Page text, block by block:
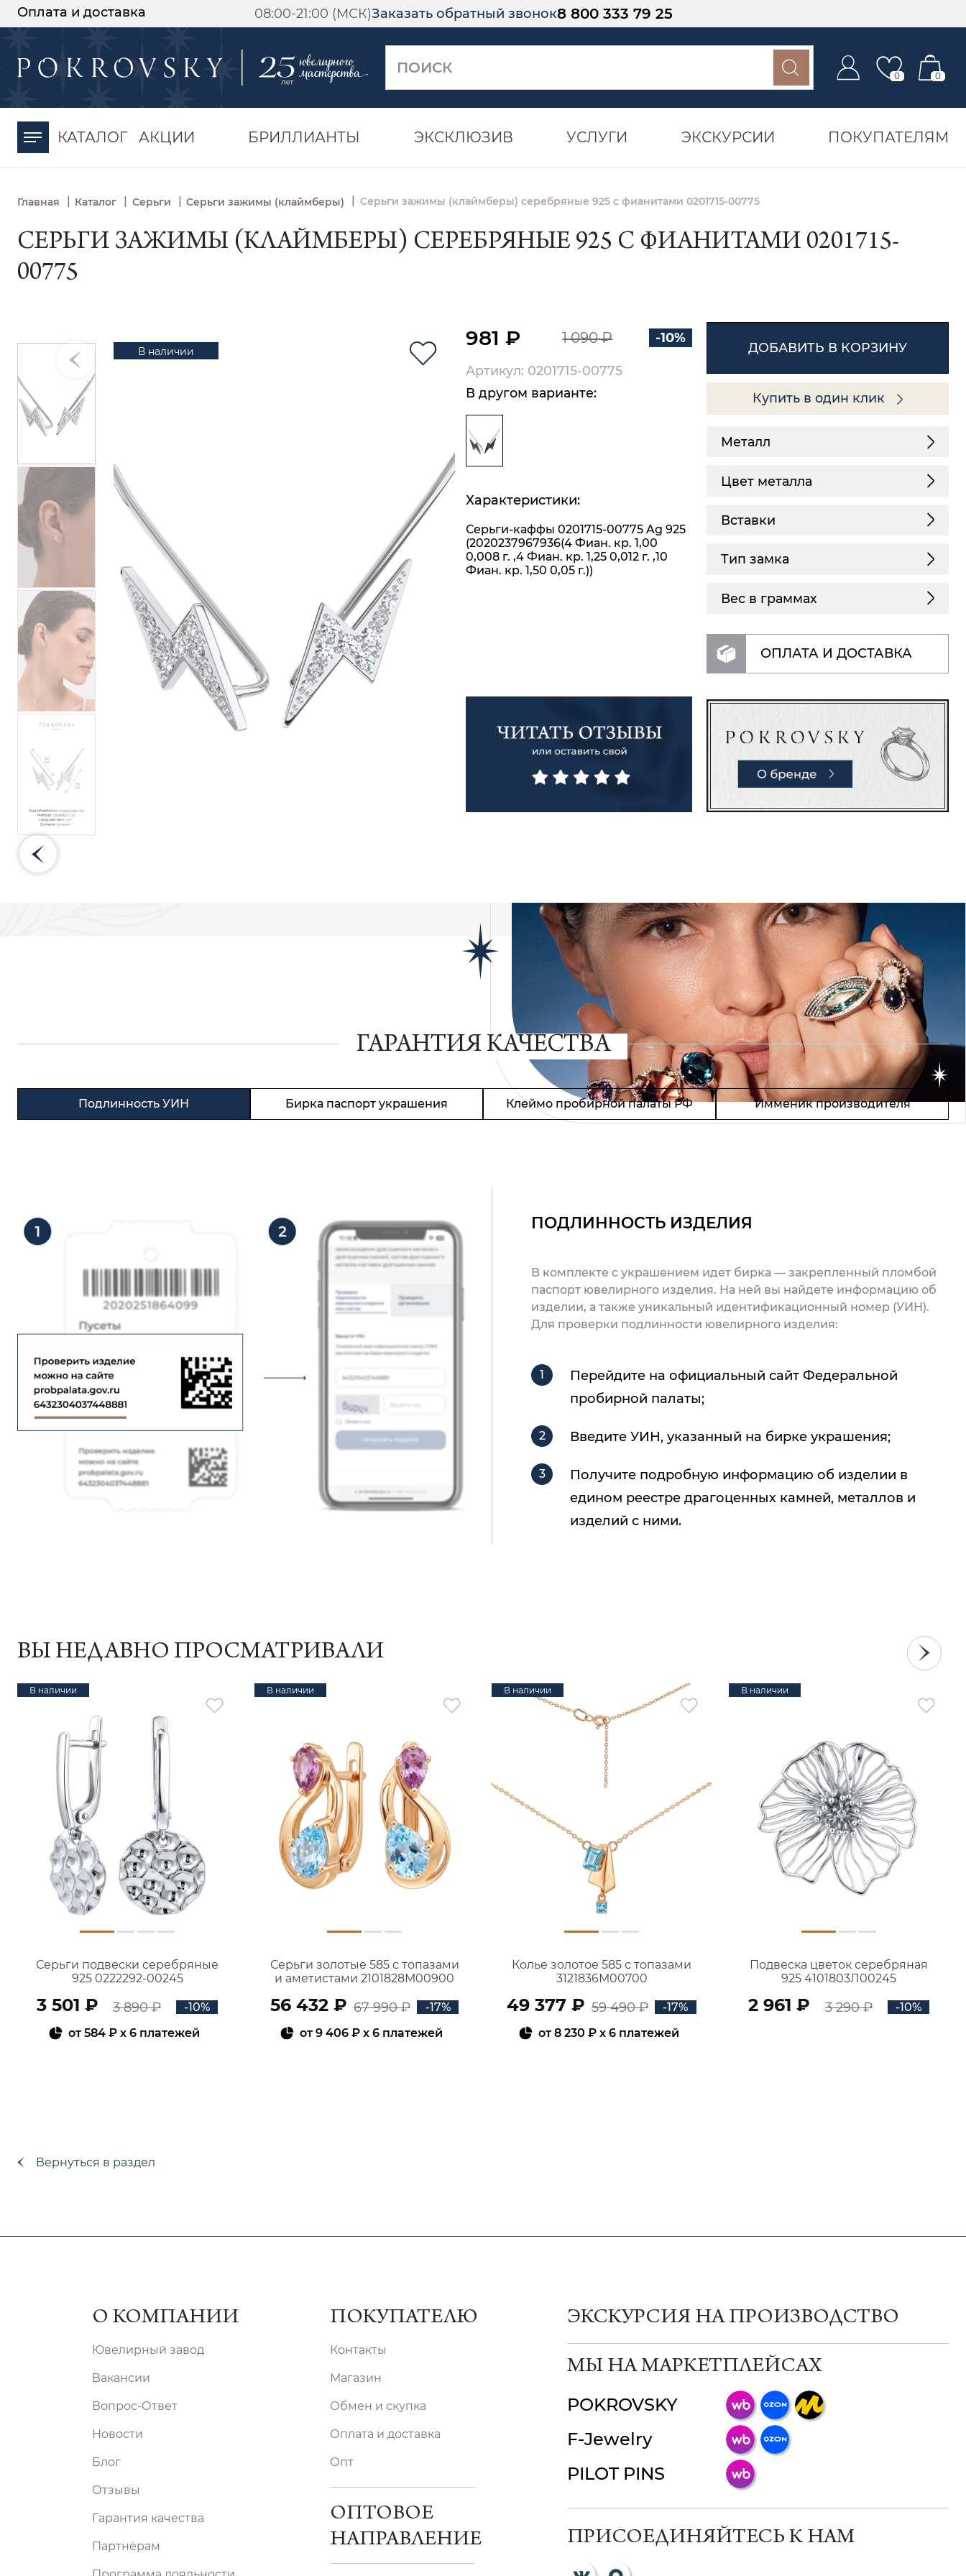
Оплата и доставка 08:00-21:00 (МСК)Заказать обратный звонок8 800 333 79 25
0 0
КАТАЛОГ АКЦИИ БРИЛЛИАНТЫ ЭКСКЛЮЗИВ УСЛУГИ ЭКСКУРСИИ ПОКУПАТЕЛЯМ
Главная | Каталог | Серьги | Серьги зажимы (клаймберы) Серьги зажимы (клаймберы) серебряные 925 с фианитами 0201715-00775
СЕРЬГИ ЗАЖИМЫ (КЛАЙМБЕРЫ) СЕРЕБРЯНЫЕ 925 С ФИАНИТАМИ 0201715-
00775
В наличии
981 ₽ 1 090 ₽ -10%
Артикул: 0201715-00775
В другом варианте:
Характеристики:
Серьги-каффы 0201715-00775 Ag 925
(2020237967936(4 Фиан. кр. 1,00
0,008 г. ,4 Фиан. кр. 1,25 0,012 г. ,10
Фиан. кр. 1,50 0,05 г.))
ДОБАВИТЬ В КОРЗИНУ
Купить в один клик
Металл
Цвет металла
Вставки
Тип замка
Вес в граммах
ОПЛАТА И ДОСТАВКА
ГАРАНТИЯ КАЧЕСТВА
Подлинность УИН Бирка паспорт украшения Клеймо пробирной палаты РФ Имменик производителя
ПОДЛИННОСТЬ ИЗДЕЛИЯ
В комплекте с украшением идет бирка — закрепленный пломбой
паспорт ювелирного изделия. На ней вы найдете информацию об
изделии, а также уникальный идентификационный номер (УИН).
Для проверки подлинности ювелирного изделия:
Перейдите на официальный сайт Федеральной
пробирной палаты;
Введите УИН, указанный на бирке украшения;
Получите подробную информацию об изделии в
едином реестре драгоценных камней, металлов и
изделий с ними.
ВЫ НЕДАВНО ПРОСМАТРИВАЛИ
В наличии
Серьги подвески серебряные
925 0222292-00245
3 501 ₽ 3 890 ₽
-10%
от584 ₽ x 6 платежей
В наличии
Серьги золотые 585 с топазами
и аметистами 2101828М00900
56 432 ₽ 67 990 ₽
-17%
от9 406 ₽ x 6 платежей
В наличии
Колье золотое 585 с топазами
3121836М00700
49 377 ₽ 59 490 ₽
-17%
от8 230 ₽x 6 платежей
В наличии
Подвеска цветок серебряная
925 4101803Л00245
2 961 ₽ 3 290 ₽ -10%
Вернуться в раздел
О КОМПАНИИ
Ювелирный завод
Вакансии
Вопрос-Ответ
Новости
Блог
Отзывы
Гарантия качества
Партнёрам
ПОКУПАТЕЛЮ
Контакты
Магазин
Обмен и скупка
Оплата и доставка
Опт
ОПТОВОЕ
НАПРАВЛЕНИЕ
ЭКСКУРСИЯ НА ПРОИЗВОДСТВО
МЫ НА МАРКЕТПЛЕЙСАХ
POKROVSKY
F-Jewelry
PILOT PINS
ПРИСОЕДИНЯЙТЕСЬ К НАМ
-30%
момента оплаты
ChatApp
мессенджер!